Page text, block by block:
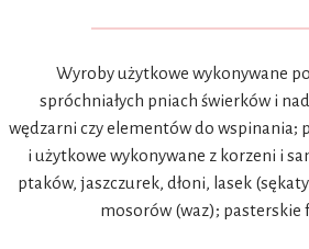
Wyroby użytkowe wykonywane
spróchniałych pniach świerków i
wędzarni czy elementów do wspinania;
i użytkowe wykonywane z korzeni i
ptaków, jaszczurek, dłoni, lasek
mosorów (waz); pasterskie